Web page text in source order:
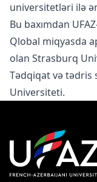
universitetləri ilə
Bu baxımdan
Qlobal miqyasda
olan Strasburq
Tədqiqat və tədris
Universiteti.